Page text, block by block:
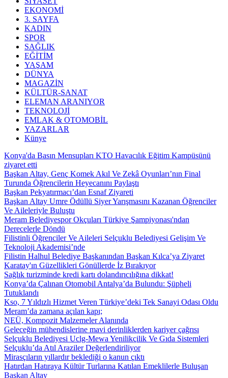
EKONOMİ
3. SAYFA
KADIN
SPOR
SAĞLIK
EĞİTİM
YAŞAM
DÜNYA
MAGAZİN
KÜLTÜR-SANAT
ELEMAN ARANIYOR
TEKNOLOJİ
EMLAK & OTOMOBİL
YAZARLAR
Künye
Konya'da Basın Mensupları KTO Havacılık Eğitim Kampüsünü
ziyaret etti
Başkan Altay, Genç Komek Akıl Ve Zekâ Oyunları’nın Final
Turunda Öğrencilerin Heyecanını Paylaştı
Başkan Pekyatırmacı’dan Esnaf Ziyareti
Başkan Altay Umre Ödüllü Siyer Yarışmasını Kazanan Öğrenciler
Ve Aileleriyle Buluştu
Meram Belediyespor Okçuları Türkiye Şampiyonası'ndan
Derecelerle Döndü
Filistinli Öğrenciler Ve Aileleri Selçuklu Belediyesi Gelişim Ve
Teknoloji Akademisi’nde
Filistin Halhul Belediye Başkanından Başkan Kılca’ya Ziyaret
Karatay'ın Güzellikleri Gönüllerde İz Bırakıyor
Sağlık turizminde kredi kartı dolandırıcılığına dikkat!
Konya’da Çalınan Otomobil Antalya’da Bulundu: Şüpheli
Tutuklandı
Kso, 7 Yıldızlı Hizmet Veren Türkiye’deki Tek Sanayi Odası Oldu
Meram’da zamana açılan kapı;
NEÜ, Kompozit Malzemeler Alanında
Geleceğin mühendislerine mavi derinliklerden kariyer çağrısı
Selçuklu Belediyesi Uclg-Mewa Yenilikçilik Ve Gıda Sistemleri
Selçuklu’da Atıl Araziler Değerlendiriliyor
Mirasçıların yıllardır beklediği o kanun çıktı
Hatırdan Hatıraya Kültür Turlarına Katılan Emeklilerle Buluşan
Başkan Altay